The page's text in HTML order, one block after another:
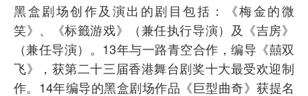
黑盒剧场创作及演出的剧目包括：《梅金的微
笑》、《标籤游戏》（兼任执行导演）及《吉房》
（兼任导演）。13年与一路青空合作，编导《囍双
飞》，获第二十三届香港舞台剧奖十大最受欢迎制
作。14年编导的黑盒剧场作品《巨型曲奇》获提名